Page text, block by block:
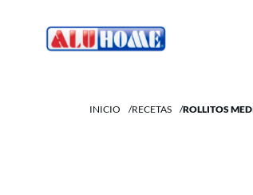
INICIO /RECETAS /ROLLITOS